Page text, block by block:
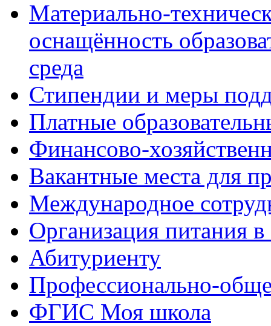
Материально-
оснащённость
среда
Стипендии и меры
Платные
Финансово-
Вакантные места для
Международное
Организация питания в
Абитуриенту
Профессионально-
ФГИС Моя школа